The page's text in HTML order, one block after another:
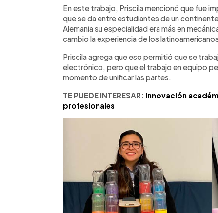
En este trabajo, Priscila mencionó que fue
que se da entre estudiantes de un
Alemania su especialidad era más en
cambio la experiencia de los
Priscila agrega que eso permitió que se
electrónico, pero que el trabajo en equipo
momento de unificar las partes.
TE PUEDE INTERESAR: Innovación
profesionales